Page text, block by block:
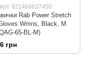
821468637450
Rab Power Stretch
Wmns, Black, M
65-BL-M)
грн